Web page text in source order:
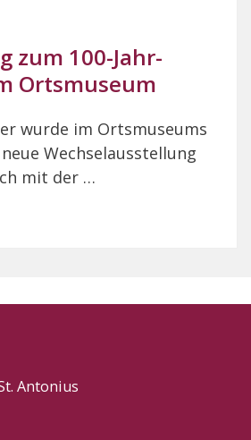
zum 100-Jahr-
Ortsmuseum
wurde im Ortsmuseums
Wechselausstellung
mit der …
Antonius